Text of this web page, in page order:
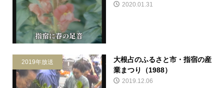
2020.01.31
2019年放送
大根占のふるさと市・指宿の産
業まつり（1988）
2019.12.06